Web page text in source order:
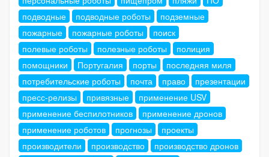
подводные
подводные роботы
подземные
пожарные
пожарные роботы
поиск
полевые роботы
полезные роботы
полиция
помощники
Португалия порты
последняя миля
потребительские роботы
почта право
презентации
пресс-релизы
привязные
применение USV
применение беспилотников
применение дронов
применение роботов
прогнозы
проекты
производители
производство
производство дронов